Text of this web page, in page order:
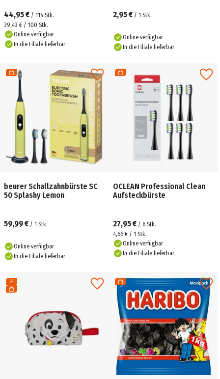
44,95 € / 114 Stk.
39,43 € / 100 Stk.
Online verfügbar
In die Filiale lieferbar
2,95 € / 1 Stk.
Online verfügbar
In die Filiale lieferbar
beurer Schallzahnbürste SC
50 Splashy Lemon
59,99 € / 1 Stk.
Online verfügbar
In die Filiale lieferbar
OCLEAN Professional Clean
Aufsteckbürste
27,95 € / 6 Stk.
4,66 € / 1 Stk.
Online verfügbar
In die Filiale lieferbar